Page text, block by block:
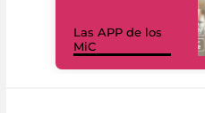
Las APP de los
MiC